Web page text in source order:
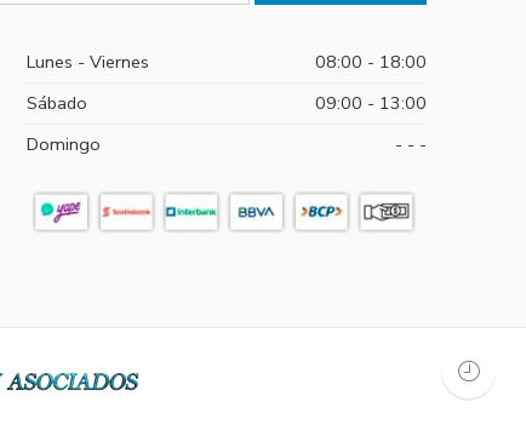
Lunes - Viernes
08:00 - 18:00
Sábado
09:00 - 13:00
Domingo
- - -